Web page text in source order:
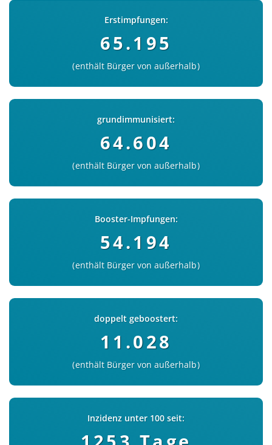
Erstimpfungen:
65.195
enthält Bürger von außerhalb
grundimmunisiert:
64.604
enthält Bürger von außerhalb
Booster-Impfungen:
54.194
enthält Bürger von außerhalb
doppelt geboostert:
11.028
enthält Bürger von außerhalb
Inzidenz unter 100 seit: